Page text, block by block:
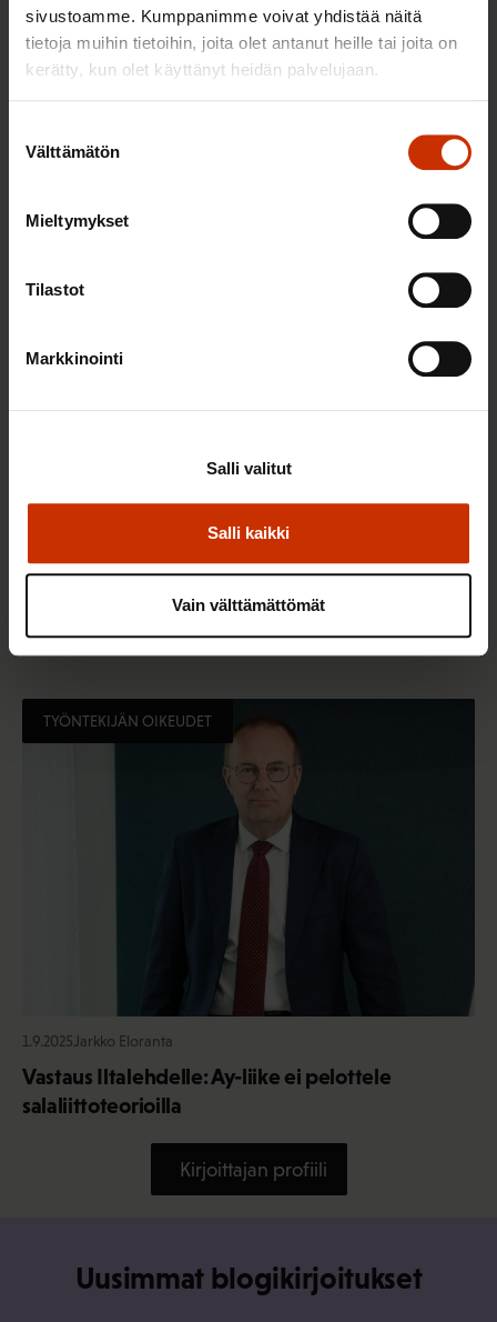
sivustoamme. Kumppanimme voivat yhdistää näitä
tietoja muihin tietoihin, joita olet antanut heille tai joita on
kerätty, kun olet käyttänyt heidän palvelujaan.
valinta
Välttämätön
Mieltymykset
Tilastot
Markkinointi
Salli kaikki
Salli valitut
Vain välttämättömät
14.10.2025Jarkko Eloranta
Suomalainen duunari joustaa ilman
turvaverkkoja
TYÖNTEKIJÄN OIKEUDET
1.9.2025Jarkko Eloranta
Vastaus Iltalehdelle: Ay-liike ei pelottele
salaliittoteorioilla
Kirjoittajan profiili
Uusimmat blogikirjoitukset